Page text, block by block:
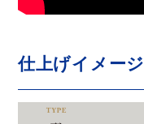
仕上げイメージ